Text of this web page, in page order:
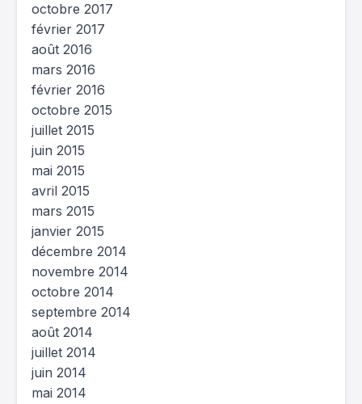
octobre 2017
février 2017
août 2016
mars 2016
février 2016
octobre 2015
juillet 2015
juin 2015
mai 2015
avril 2015
mars 2015
janvier 2015
décembre 2014
novembre 2014
octobre 2014
septembre 2014
août 2014
juillet 2014
juin 2014
mai 2014